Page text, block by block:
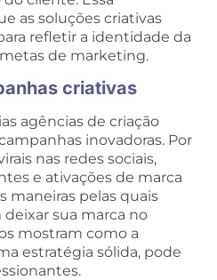
as soluções criativas
refletir a identidade da
de marketing.
criativas
agências de criação
inovadoras. Por
nas redes sociais,
e ativações de marca
maneiras pelas quais
sua marca no
mostram como a
estratégia sólida, pode